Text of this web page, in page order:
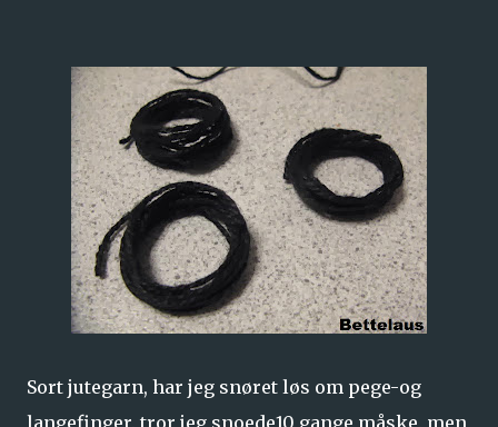
Sort jutegarn, har jeg snøret løs om pege-og
langefinger, tror jeg snoede10 gange måske, men